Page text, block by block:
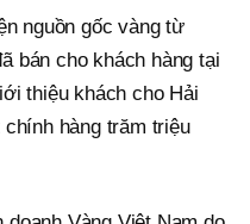
nguồn gốc vàng từ
bán cho khách hàng tại
thiệu khách cho Hải
hàng trăm triệu